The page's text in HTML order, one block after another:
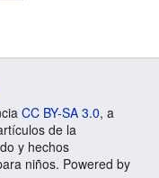
CC BY-SA 3.0, a
de la
y hechos
niños. Powered by